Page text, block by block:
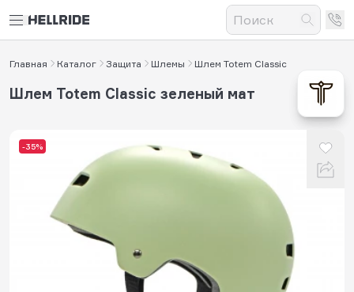
Главная Каталог Защита Шлемы Шлем Totem Classic
-35%
Шлем Totem Classic зеленый мат